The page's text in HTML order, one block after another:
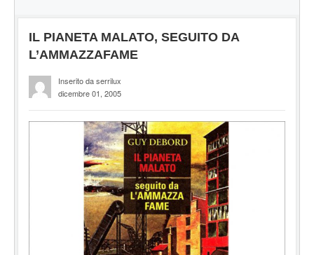
IL PIANETA MALATO, SEGUITO DA
L’AMMAZZAFAME
Inserito da serrilux
dicembre 01, 2005